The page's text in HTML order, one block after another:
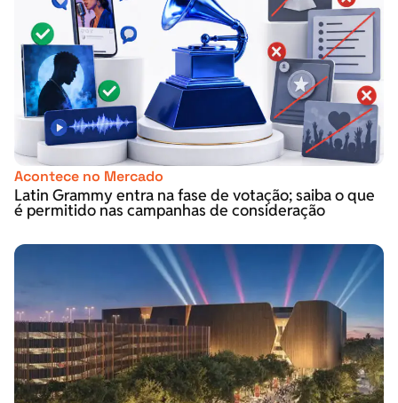
Acontece no Mercado
Latin Grammy entra na fase de votação; saiba o que
é permitido nas campanhas de consideração